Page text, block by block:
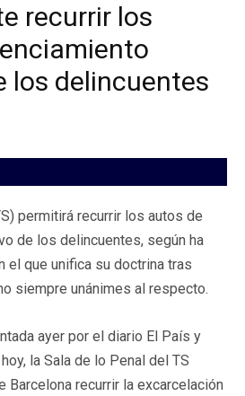
recurrir los
los delincuentes
permitirá recurrir los autos de
de los delincuentes, según ha
el que unifica su doctrina tras
siempre unánimes al respecto.
ayer por el diario El País y
la Sala de lo Penal del TS
Barcelona recurrir la excarcelación